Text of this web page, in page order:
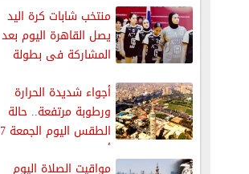
منتخب شابات كرة اليد
يصل القاهرة اليوم بعد
المشاركة فى بطولة
أجواء شديدة الحرارة
ورطوبة مرتفعة.. حالة
الطقس اليوم الجمعة 7
أغسطس 2026
مواقيت الصلاة اليوم